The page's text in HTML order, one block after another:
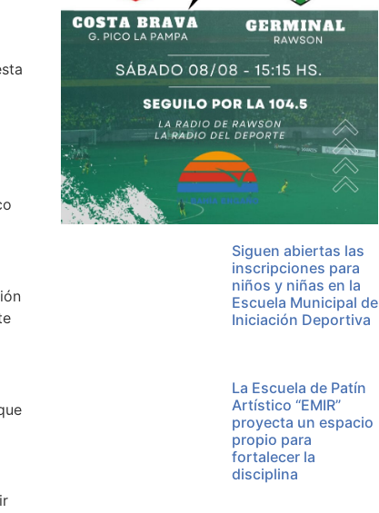
Siguen abiertas las
inscripciones para
niños y niñas en la
Escuela Municipal de
Iniciación Deportiva
La Escuela de Patín
Artístico “EMIR”
proyecta un espacio
propio para
fortalecer la
disciplina